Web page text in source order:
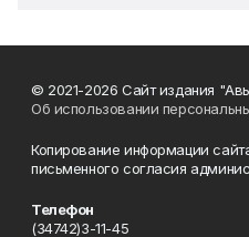
© 2021-2026 Сайт издания
Об использовании
Копирование информации
письменного согласия
Телефон
(34742)3-11-45